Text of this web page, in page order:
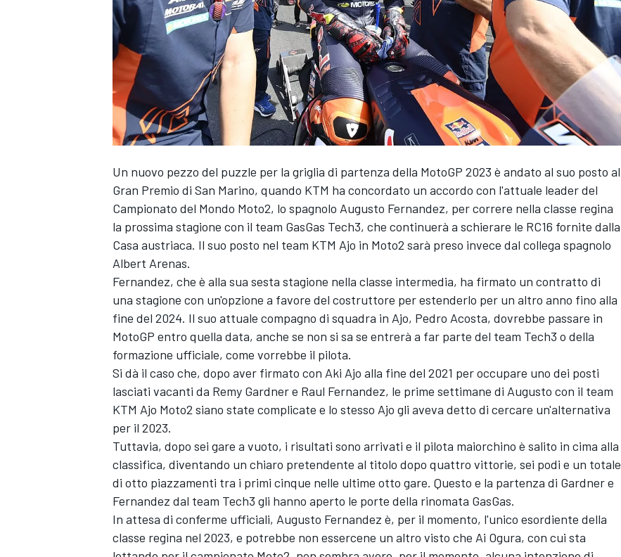
MONOPOSTO
Un nuovo pezzo del puzzle per la griglia di partenza della MotoGP 2023 è andato al suo posto al
Gran Premio di San Marino, quando KTM ha concordato un accordo con l'attuale leader del
Campionato del Mondo Moto2, lo spagnolo Augusto Fernandez, per correre nella classe regina
la prossima stagione con il team GasGas Tech3, che continuerà a schierare le RC16 fornite dalla
Casa austriaca. Il suo posto nel team KTM Ajo in Moto2 sarà preso invece dal collega spagnolo
Albert Arenas.
Fernandez, che è alla sua sesta stagione nella classe intermedia, ha firmato un contratto di
una stagione con un'opzione a favore del costruttore per estenderlo per un altro anno fino alla
fine del 2024. Il suo attuale compagno di squadra in Ajo, Pedro Acosta, dovrebbe passare in
MotoGP entro quella data, anche se non si sa se entrerà a far parte del team Tech3 o della
formazione ufficiale, come vorrebbe il pilota.
Si dà il caso che, dopo aver firmato con Aki Ajo alla fine del 2021 per occupare uno dei posti
lasciati vacanti da Remy Gardnere Raul Fernandez, le prime settimane di Augusto con il team
KTM Ajo Moto2 siano state complicate e lo stesso Ajo gli aveva detto di cercare un'alternativa
per il 2023.
Tuttavia, dopo sei gare a vuoto, i risultati sono arrivati e il pilota maiorchino è salito in cima alla
classifica, diventando un chiaro pretendente al titolo dopo quattro vittorie, sei podi e un totale
di otto piazzamenti tra i primi cinque nelle ultime otto gare. Questo e la partenza di Gardner e
Fernandez dal team Tech3 gli hanno aperto le porte della rinomata GasGas.
In attesa di conferme ufficiali, Augusto Fernandez è, per il momento, l'unico esordiente della
classe regina nel 2023, e potrebbe non essercene un altro visto che Ai Ogura, con cui sta